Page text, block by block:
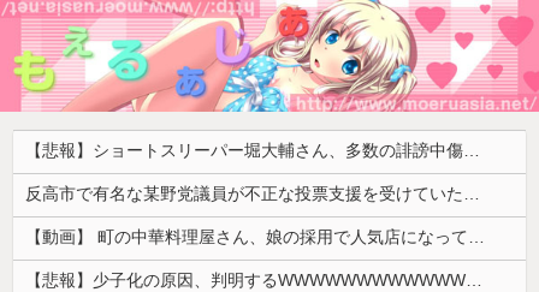
【悲報】ショートスリーパー堀大輔さん、多数の誹謗中傷で涙が止まらなくなってしまう動画がネットで話題に → ………
反高市で有名な某野党議員が不正な投票支援を受けていた過去が発掘、「説明責任があるのでは？」と揶揄されており……
【動画】 町の中華料理屋さん、娘の採用で人気店になってしまう
【悲報】少子化の原因、判明するWWWWWWWWWWWWWWWW